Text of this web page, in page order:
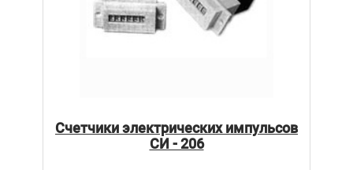
Счетчики электрических импульсов
СИ - 206